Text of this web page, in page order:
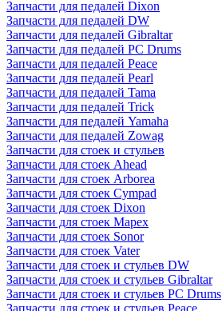
Запчасти для педалей Dixon
Запчасти для педалей DW
Запчасти для педалей Gibraltar
Запчасти для педалей PC Drums
Запчасти для педалей Peace
Запчасти для педалей Pearl
Запчасти для педалей Tama
Запчасти для педалей Trick
Запчасти для педалей Yamaha
Запчасти для педалей Zowag
Запчасти для стоек и стульев
Запчасти для стоек Ahead
Запчасти для стоек Arborea
Запчасти для стоек Cympad
Запчасти для стоек Dixon
Запчасти для стоек Mapex
Запчасти для стоек Sonor
Запчасти для стоек Vater
Запчасти для стоек и стульев DW
Запчасти для стоек и стульев Gibraltar
Запчасти для стоек и стульев PC Drums
Запчасти для стоек и стульев Peace